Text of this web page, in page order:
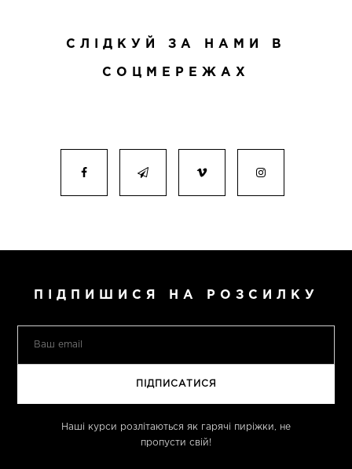
СЛІДКУЙ ЗА НАМИ В
СОЦМЕРЕЖАХ
ПІДПИШИСЯ НА РОЗСИЛКУ
Наші курси розлітаються як гарячі пиріжки, не
пропусти свій!